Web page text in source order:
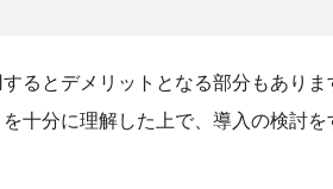
るとデメリットとなる部分もありま
十分に理解した上で、導入の検討を